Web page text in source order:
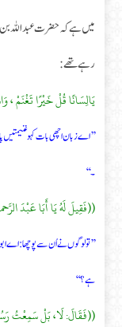
میں ہے کہ حضرت عبداللہ بن
رہے تھے:
يَالِسَانًا قُلْ خَيْرًا
’’اے زبان اچھی بات کہو
۔ ‘‘
((فَقِيلَ لَهُ يَا أَبَا عَبْدَ
’’تو لوگوں نے اُن سے پوچھا: اے
ہے؟‘‘
((فَقَالَ: لَا، بَلْ سَمِعْتُ